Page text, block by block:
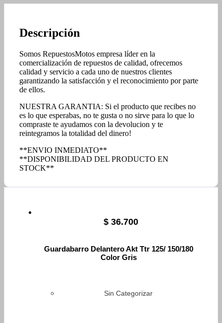
Descripción
Somos RepuestosMotos empresa líder en la
comercialización de repuestos de calidad, ofrecemos
calidad y servicio a cada uno de nuestros clientes
garantizando la satisfacción y el reconocimiento por parte
de ellos.
NUESTRA GARANTIA: Si el producto que recibes no
es lo que esperabas, no te gusta o no sirve para lo que lo
compraste te ayudamos con la devolucion y te
reintegramos la totalidad del dinero!
**ENVIO INMEDIATO**
**DISPONIBILIDAD DEL PRODUCTO EN
STOCK**
$ 36.700
Guardabarro Delantero Akt Ttr 125/ 150/180
Color Gris
Sin Categorizar